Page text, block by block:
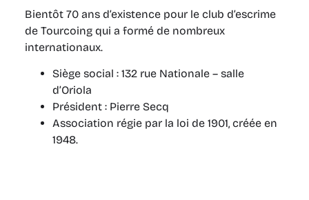
Bientôt 70 ans d’existence pour le club d’escrime
de Tourcoing qui a formé de nombreux
internationaux.
Siège social : 132 rue Nationale – salle
d’Oriola
Président : Pierre Secq
Association régie par la loi de 1901, créée en
1948.